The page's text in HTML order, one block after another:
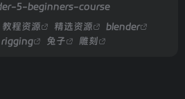
5-beginners-course
教程资源 精选资源
blender
rigging 兔子 雕刻